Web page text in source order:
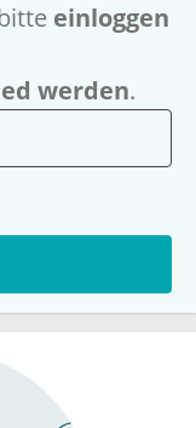
einloggen
werden.